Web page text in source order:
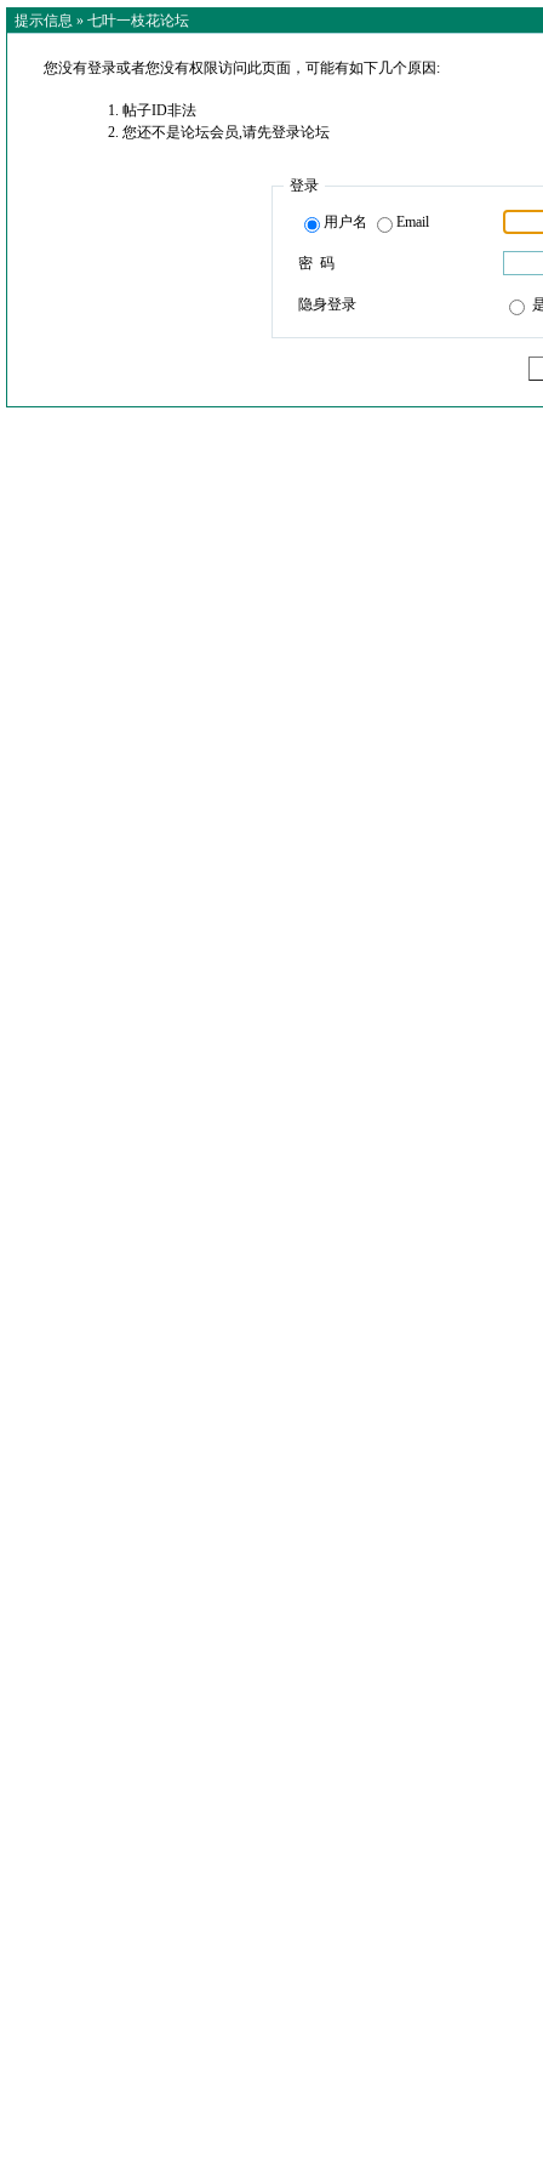
提示信息 » 七叶一枝花论坛
您没有登录或者您没有权限访问此页面，可能有如下几个原因:
帖子ID非法
您还不是论坛会员,请先登录论坛
登录
用户名 Email
密 码
隐身登录